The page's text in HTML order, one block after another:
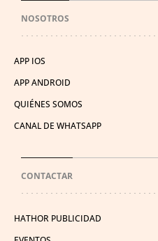
NOSOTROS
APP IOS
APP ANDROID
QUIÉNES SOMOS
CANAL DE WHATSAPP
CONTACTAR
HATHOR PUBLICIDAD